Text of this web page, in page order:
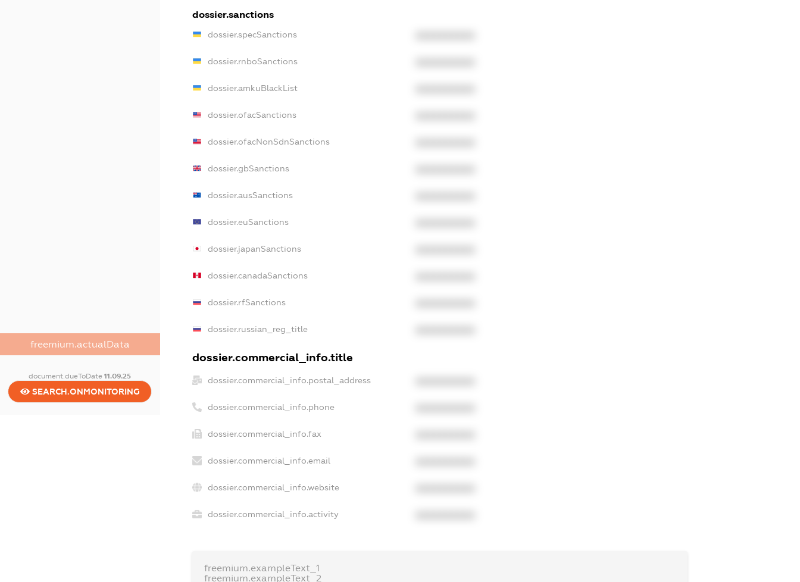
freemium.actualData
document.dueToDate11.09.25
SEARCH.ONMONITORING
dossier.sanctions
dossier.specSanctions
dossier.rnboSanctions
dossier.amkuBlackList
dossier.ofacSanctions
dossier.ofacNonSdnSanctions
dossier.gbSanctions
dossier.ausSanctions
dossier.euSanctions
dossier.japanSanctions
dossier.canadaSanctions
dossier.rfSanctions
dossier.russian_reg_title
dossier.commercial_info.title
dossier.commercial_info.postal_address
dossier.commercial_info.phone
dossier.commercial_info.fax
dossier.commercial_info.email
dossier.commercial_info.website
dossier.commercial_info.activity
freemium.exampleText_1
freemium.exampleText_2